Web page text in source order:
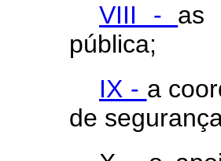
VIII - as
pública;
IX - a
de